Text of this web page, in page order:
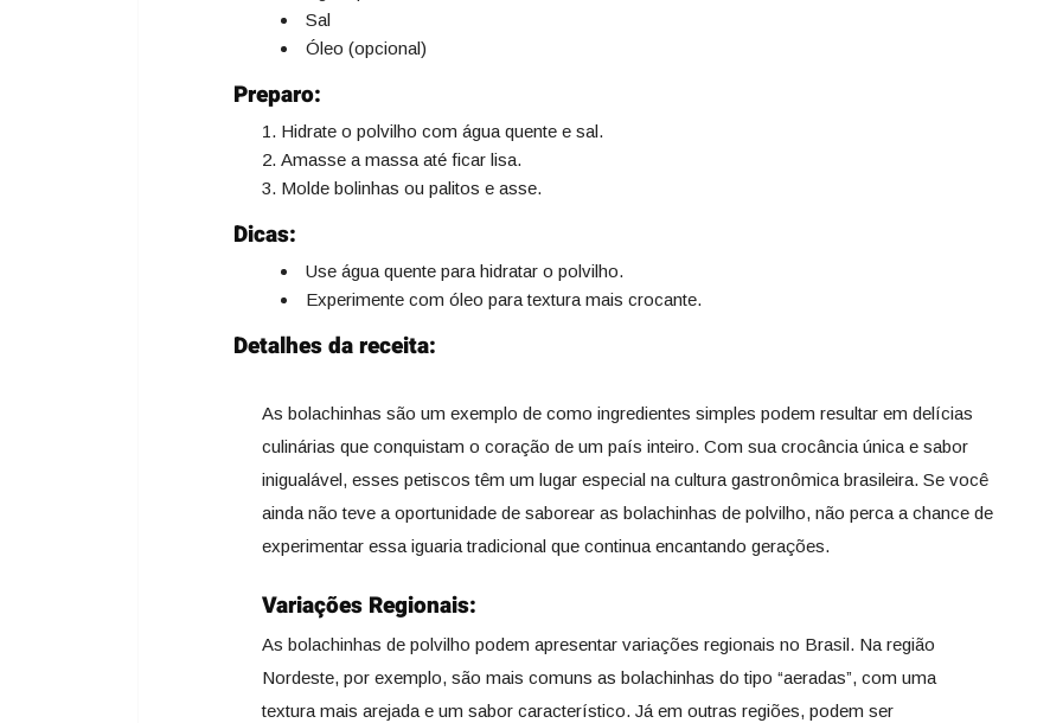
Sal
Óleo (opcional)
Preparo:
Hidrate o polvilho com água quente e sal.
Amasse a massa até ficar lisa.
Molde bolinhas ou palitos e asse.
Dicas:
Use água quente para hidratar o polvilho.
Experimente com óleo para textura mais crocante.
Detalhes da receita:
As bolachinhas são um exemplo de como ingredientes simples podem resultar em delícias
culinárias que conquistam o coração de um país inteiro. Com sua crocância única e sabor
inigualável, esses petiscos têm um lugar especial na cultura gastronômica brasileira. Se você
ainda não teve a oportunidade de saborear as bolachinhas de polvilho, não perca a chance de
experimentar essa iguaria tradicional que continua encantando gerações.
Variações Regionais:
As bolachinhas de polvilho podem apresentar variações regionais no Brasil. Na região
Nordeste, por exemplo, são mais comuns as bolachinhas do tipo “aeradas”, com uma
textura mais arejada e um sabor característico. Já em outras regiões, podem ser